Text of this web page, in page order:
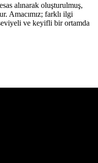
alınarak oluşturulmuş,
Amacımız; farklı ilgi
ve keyifli bir ortamda